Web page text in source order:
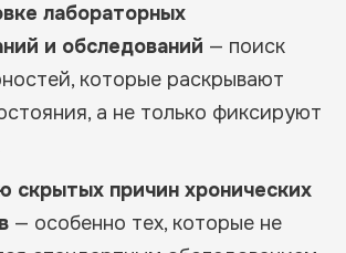
лабораторных
и обследований — поиск
которые раскрывают
а не только фиксируют
скрытых причин хронических
— особенно тех, которые не